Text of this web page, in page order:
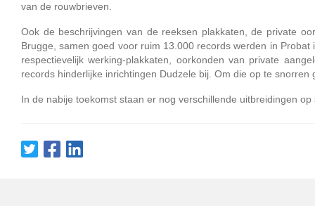
van de rouwbrieven.
Ook de beschrijvingen van de reeksen plakkaten, de private
Brugge, samen goed voor ruim 13.000 records werden in
respectievelijk werking-plakkaten, oorkonden van private
records hinderlijke inrichtingen Dudzele bij. Om die op te
In de nabije toekomst staan er nog verschillende uitbreidingen